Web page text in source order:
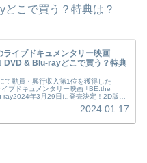
どこで買う？特典は？
ライブドキュメンタリー映画
DVD & Blu-rayどこで買う？特典
て動員・興行収入第1位を獲得した
ブドキュメンタリー映画 ｢BE:the
ray2024年3月29日に発売決定！2D版に
2024.01.17